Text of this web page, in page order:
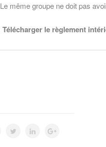
Le même groupe ne doit pas
Télécharger le règlement